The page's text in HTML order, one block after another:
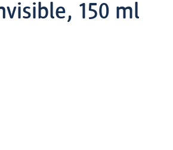
150 ml